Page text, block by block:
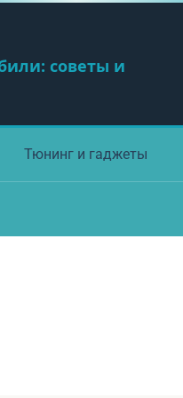
советы и
Тюнинг и гаджеты